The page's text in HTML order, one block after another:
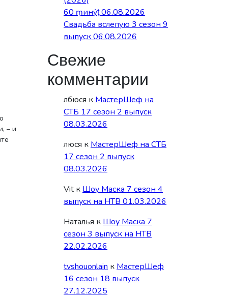
– и
60 ṃинẏƫ 06.08.2026
Свадьба вслепую 3 сезон 9
выпуск 06.08.2026
Свежие
комментарии
лбюся к МастерШеф на
СТБ 17 сезон 2 выпуск
08.03.2026
люся к МастерШеф на СТБ
17 сезон 2 выпуск
08.03.2026
Vit к Шоу Маска 7 сезон 4
выпуск на НТВ 01.03.2026
Наталья к Шоу Маска 7
сезон 3 выпуск на НТВ
22.02.2026
tvshouonlain к МастерШеф
16 сезон 18 выпуск
27.12.2025